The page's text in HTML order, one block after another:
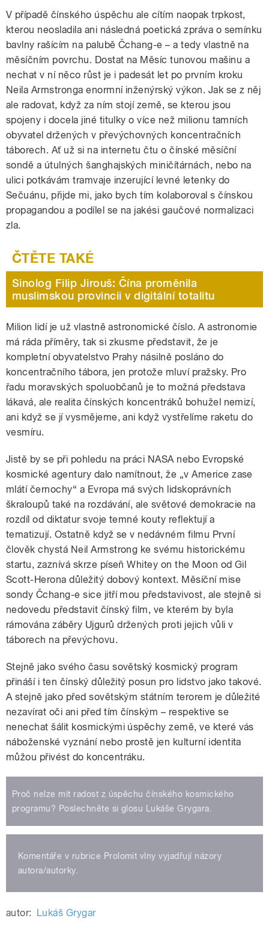
V případě čínského úspěchu ale cítím naopak trpkost,
kterou neosladila ani následná poetická zpráva o semínku
bavlny rašícím na palubě Čchang-e – a tedy vlastně na
měsíčním povrchu. Dostat na Měsíc tunovou mašinu a
nechat v ní něco růst je i padesát let po prvním kroku
Neila Armstronga enormní inženýrský výkon. Jak se z něj
ale radovat, když za ním stojí země, se kterou jsou
spojeny i docela jiné titulky o více než milionu tamních
obyvatel držených v převýchovných koncentračních
táborech. Ať už si na internetu čtu o čínské měsíční
sondě a útulných šanghajských miničítárnách, nebo na
ulici potkávám tramvaje inzerující levné letenky do
Sečuánu, přijde mi, jako bych tím kolaboroval s čínskou
propagandou a podílel se na jakési gaučové normalizaci
zla.
Sinolog Filip Jirouš: Čína proměnila
muslimskou provincii v digitální totalitu
Milion lidí je už vlastně astronomické číslo. A astronomie
má ráda příměry, tak si zkusme představit, že je
kompletní obyvatelstvo Prahy násilně posláno do
koncentračního tábora, jen protože mluví pražsky. Pro
řadu moravských spoluobčanů je to možná představa
lákavá, ale realita čínských koncentráků bohužel nemizí,
ani když se jí vysmějeme, ani když vystřelíme raketu do
vesmíru.
Jistě by se při pohledu na práci NASA nebo Evropské
kosmické agentury dalo namítnout, že „v Americe zase
mlátí černochy“ a Evropa má svých lidskoprávních
škraloupů také na rozdávání, ale světové demokracie na
rozdíl od diktatur svoje temné kouty reflektují a
tematizují. Ostatně když se v nedávném filmu První
člověk chystá Neil Armstrong ke svému historickému
startu, zaznívá skrze píseň Whitey on the Moon od Gil
Scott-Herona důležitý dobový kontext. Měsíční mise
sondy Čchang-e sice jitří mou představivost, ale stejně si
nedovedu představit čínský film, ve kterém by byla
rámována záběry Ujgurů držených proti jejich vůli v
táborech na převýchovu.
Stejně jako svého času sovětský kosmický program
přináší i ten čínský důležitý posun pro lidstvo jako takové.
A stejně jako před sovětským státním terorem je důležité
nezavírat oči ani před tím čínským – respektive se
nenechat šálit kosmickými úspěchy země, ve které vás
náboženské vyznání nebo prostě jen kulturní identita
můžou přivést do koncentráku.
Proč nelze mít radost z úspěchu čínského kosmického
programu? Poslechněte si glosu Lukáše Grygara.
Komentáře v rubrice Prolomit vlny vyjadřují názory
autora/autorky.
autor: Lukáš Grygar